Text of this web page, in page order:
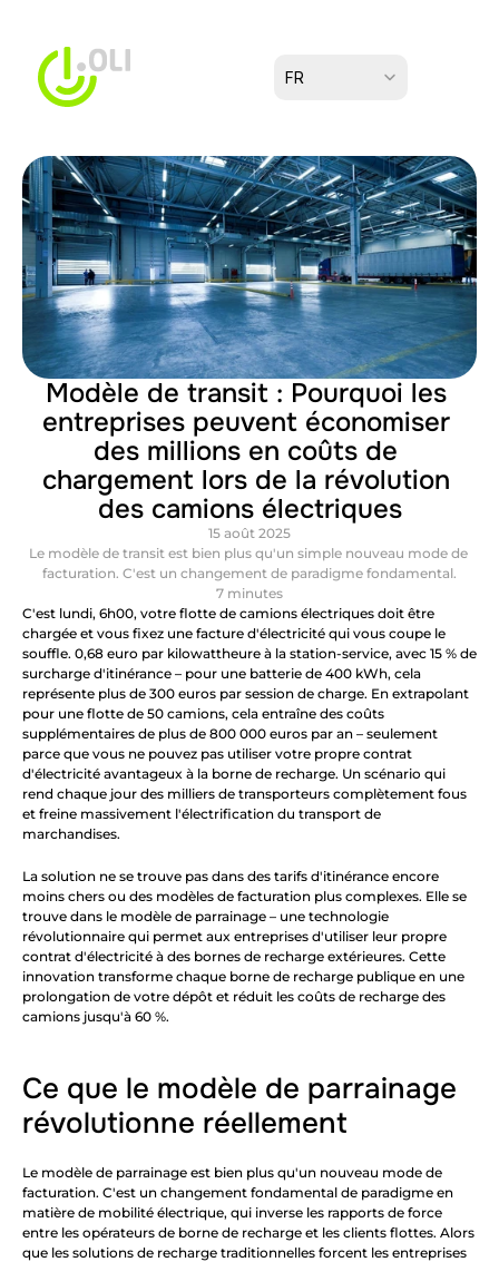
FR
Modèle de transit : Pourquoi les
entreprises peuvent économiser
des millions en coûts de
chargement lors de la révolution
des camions électriques
15 août 2025
Le modèle de transit est bien plus qu'un simple nouveau mode de
facturation. C'est un changement de paradigme fondamental.
7 minutes
C'est lundi, 6h00, votre flotte de camions électriques doit être
chargée et vous fixez une facture d'électricité qui vous coupe le
souffle. 0,68 euro par kilowattheure à la station-service, avec 15 % de
surcharge d'itinérance – pour une batterie de 400 kWh, cela
représente plus de 300 euros par session de charge. En extrapolant
pour une flotte de 50 camions, cela entraîne des coûts
supplémentaires de plus de 800 000 euros par an – seulement
parce que vous ne pouvez pas utiliser votre propre contrat
d'électricité avantageux à la borne de recharge. Un scénario qui
rend chaque jour des milliers de transporteurs complètement fous
et freine massivement l'électrification du transport de
marchandises.
La solution ne se trouve pas dans des tarifs d'itinérance encore
moins chers ou des modèles de facturation plus complexes. Elle se
trouve dans le modèle de parrainage – une technologie
révolutionnaire qui permet aux entreprises d'utiliser leur propre
contrat d'électricité à des bornes de recharge extérieures. Cette
innovation transforme chaque borne de recharge publique en une
prolongation de votre dépôt et réduit les coûts de recharge des
camions jusqu'à 60 %.
Ce que le modèle de parrainage
révolutionne réellement
Le modèle de parrainage est bien plus qu'un nouveau mode de
facturation. C'est un changement fondamental de paradigme en
matière de mobilité électrique, qui inverse les rapports de force
entre les opérateurs de borne de recharge et les clients flottes. Alors
que les solutions de recharge traditionnelles forcent les entreprises